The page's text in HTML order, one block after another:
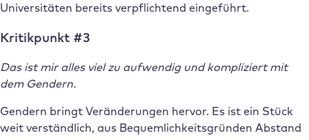
Universitäten bereits verpflichtend eingeführt.
Kritikpunkt #3
Das ist mir alles viel zu aufwendig und kompliziert mit
dem Gendern.
Gendern bringt Veränderungen hervor. Es ist ein Stück
weit verständlich, aus Bequemlichkeitsgründen Abstand